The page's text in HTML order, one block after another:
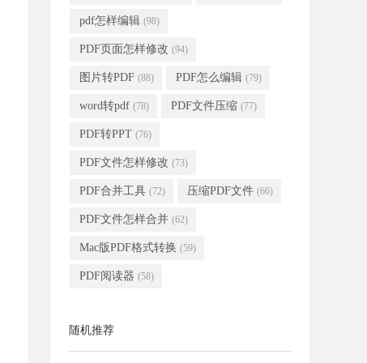
pdf怎样编辑 (98)
PDF页面怎样修改 (94)
图片转PDF (88) PDF怎么编辑 (79)
word转pdf (78) PDF文件压缩 (77)
PDF转PPT (76)
PDF文件怎样修改 (73)
PDF合并工具 (72) 压缩PDF文件 (66)
PDF文件怎样合并 (62)
Mac版PDF格式转换 (59)
PDF阅读器 (58)
随机推荐